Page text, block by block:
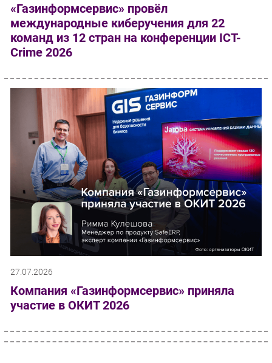
«Газинформсервис» провёл
международные киберучения для 22
команд из 12 стран на конференции ICT-
Crime 2026
27.07.2026
Компания «Газинформсервис» приняла
участие в ОКИТ 2026